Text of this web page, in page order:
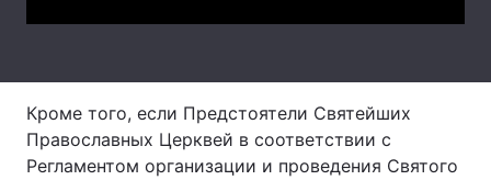
Тема оформлення
Кроме того, если Предстоятели Святейших
Православных Церквей в соответствии с
Регламентом организации и проведения Святого